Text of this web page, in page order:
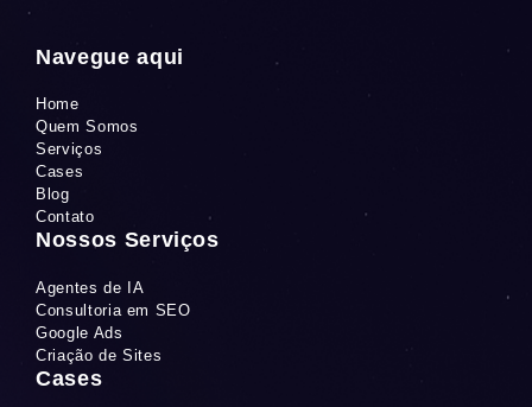
Navegue aqui
Home
Quem Somos
Serviços
Cases
Blog
Contato
Nossos Serviços
Agentes de IA
Consultoria em SEO
Google Ads
Criação de Sites
Cases